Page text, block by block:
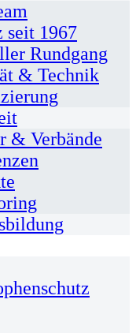
seit 1967
Rundgang
& Technik
& Verbände